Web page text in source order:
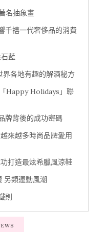
名抽象畫
千禧一代奢侈品的消費
藍
界各地有趣的解酒秘方
Happy Holidays」聯
牌背後的成功密碼
來越多時尚品牌愛用
打造最炫希臘風涼鞋
另類運動風潮
則